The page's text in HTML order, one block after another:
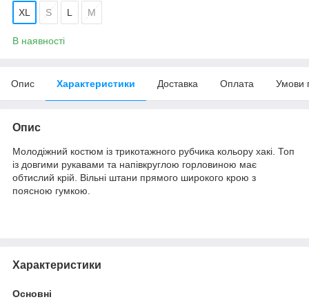
XL S L M
В наявності
Опис Характеристики Доставка Оплата Умови
Опис
Молодіжний костюм із трикотажного рубчика кольору хакі. Топ
із довгими рукавами та напівкруглою горловиною має
обтислий крій. Вільні штани прямого широкого крою з
поясною гумкою.
Характеристики
Основні